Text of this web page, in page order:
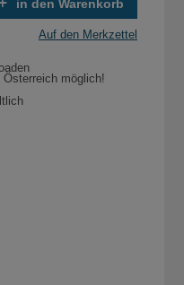
in den Warenkorb
Auf den Merkzettel
Österreich möglich!